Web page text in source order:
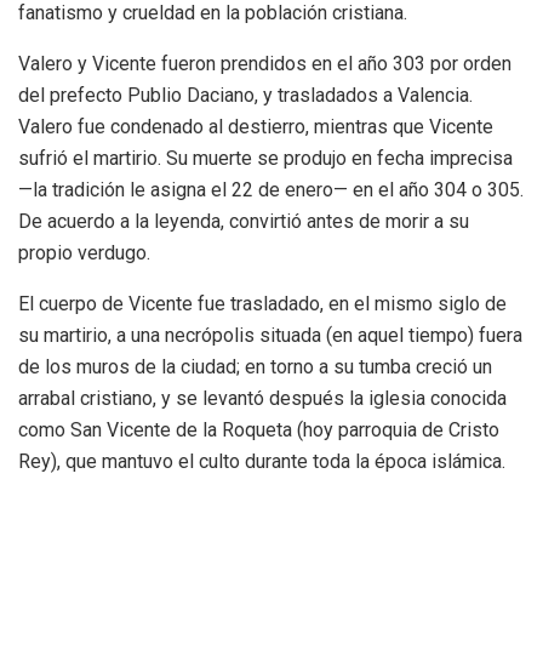
fanatismo y crueldad en la población cristiana.
Valero y Vicente fueron prendidos en el año 303 por orden
del prefecto Publio Daciano, y trasladados a Valencia.
Valero fue condenado al destierro, mientras que Vicente
sufrió el martirio. Su muerte se produjo en fecha imprecisa
—la tradición le asigna el 22 de enero— en el año 304 o 305.
De acuerdo a la leyenda, convirtió antes de morir a su
propio verdugo.
El cuerpo de Vicente fue trasladado, en el mismo siglo de
su martirio, a una necrópolis situada (en aquel tiempo) fuera
de los muros de la ciudad; en torno a su tumba creció un
arrabal cristiano, y se levantó después la iglesia conocida
como San Vicente de la Roqueta (hoy parroquia de Cristo
Rey), que mantuvo el culto durante toda la época islámica.